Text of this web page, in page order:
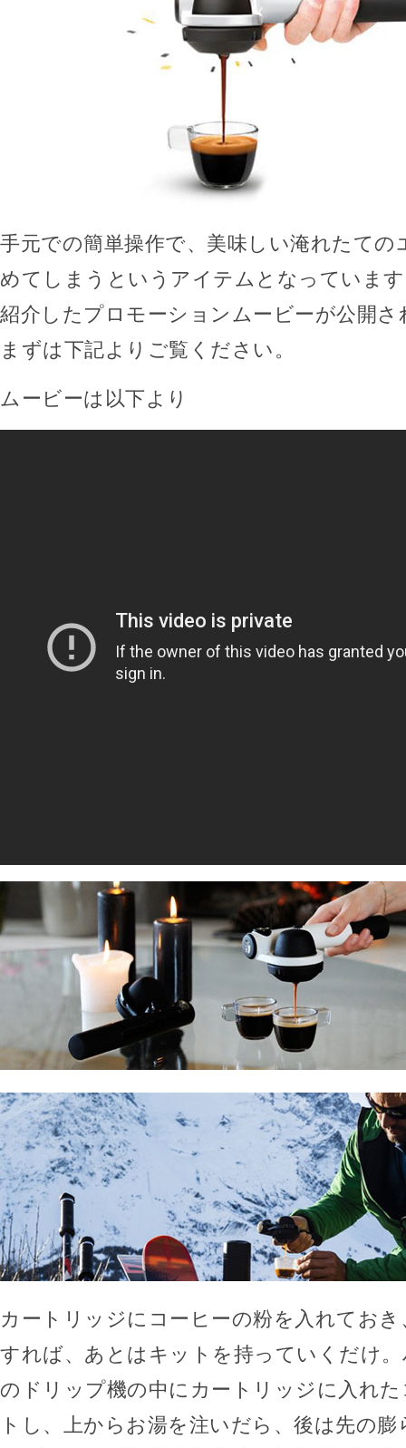
手元での簡単操作で、美味しい淹れたての
めてしまうというアイテムとなっていま
紹介したプロモーションムービーが公開
まずは下記よりご覧ください。
ムービーは以下より
カートリッジにコーヒーの粉を入れてお
すれば、あとはキットを持っていくだけ
のドリップ機の中にカートリッジに入れ
トし、上からお湯を注いだら、後は先の